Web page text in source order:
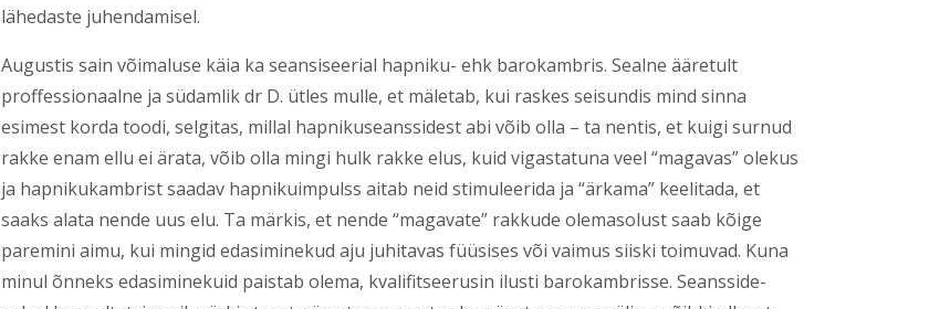
lähedaste juhendamisel.
Augustis sain võimaluse käia ka seansiseerial hapniku- ehk barokambris. Sealne ääretult
proffessionaalne ja südamlik dr D. ütles mulle, et mäletab, kui raskes seisundis mind sinna
esimest korda toodi, selgitas, millal hapnikuseanssidest abi võib olla – ta nentis, et kuigi surnud
rakke enam ellu ei ärata, võib olla mingi hulk rakke elus, kuid vigastatuna veel “magavas” olekus
ja hapnikukambrist saadav hapnikuimpulss aitab neid stimuleerida ja “ärkama” keelitada, et
saaks alata nende uus elu. Ta märkis, et nende “magavate” rakkude olemasolust saab kõige
paremini aimu, kui mingid edasiminekud aju juhitavas füüsises või vaimus siiski toimuvad. Kuna
minul õnneks edasiminekuid paistab olema, kvalifitseerusin ilusti barokambrisse. Seansside-